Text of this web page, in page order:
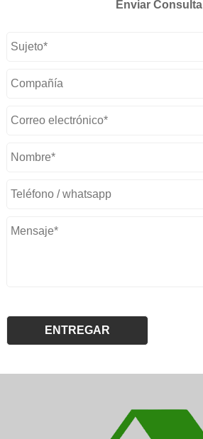
Enviar Consulta